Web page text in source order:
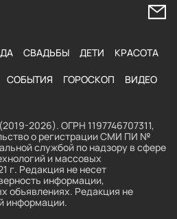
СВАДЬБЫ ДЕТИ КРАСОТА
СОБЫТИЯ ГОРОСКОП ВИДЕО
2026). ОГРН 1197746707311,
о регистрации СМИ ПИ №
службой по надзору в сфере
и массовых
г. Редакция не несет
информации,
объявлениях. Редакция не
информации.